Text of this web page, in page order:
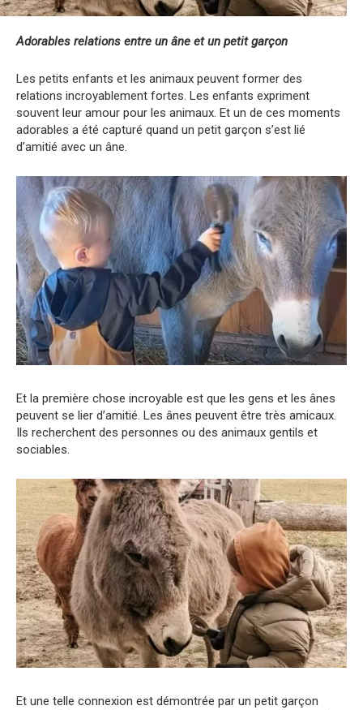
Adorables relations entre un âne et un petit garçon
Les petits enfants et les animaux peuvent former des
relations incroyablement fortes. Les enfants expriment
souvent leur amour pour les animaux. Et un de ces moments
adorables a été capturé quand un petit garçon s’est lié
d’amitié avec un âne.
Et la première chose incroyable est que les gens et les ânes
peuvent se lier d’amitié. Les ânes peuvent être très amicaux.
Ils recherchent des personnes ou des animaux gentils et
sociables.
Et une telle connexion est démontrée par un petit garçon